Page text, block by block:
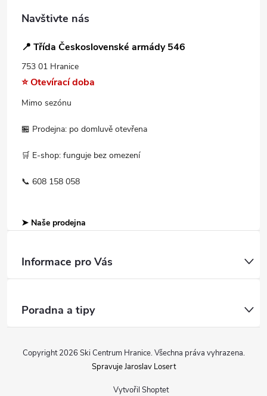
Navštivte nás
📍 Třída Československé armády 546
753 01 Hranice
⭐ Otevírací doba
Mimo sezónu
🏪 Prodejna: po domluvě otevřena
🛒 E-shop: funguje bez omezení
📞 608 158 058
➤ Naše prodejna
Informace pro Vás
Poradna a tipy
Vytvořil Shoptet
Copyright 2026 Ski Centrum Hranice. Všechna práva vyhrazena.
Spravuje Jaroslav Losert